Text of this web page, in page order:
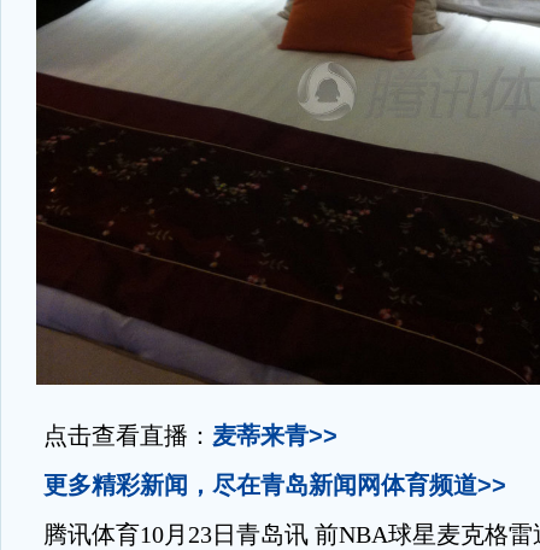
点击查看直播： 麦蒂来青>>
更多精彩新闻，尽在青岛新闻网体育频道>>
腾讯体育10月23日青岛讯 前NBA球星麦克格雷